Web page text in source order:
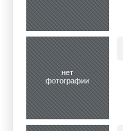
нет
фотографии